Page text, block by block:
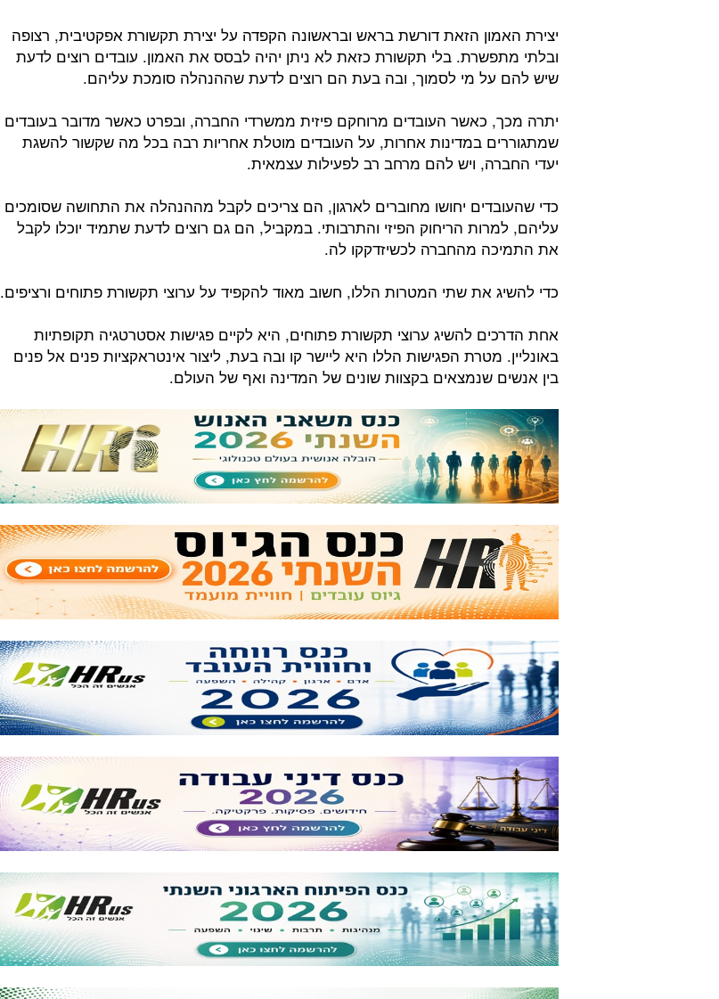
יצירת האמון הזאת דורשת בראש ובראשונה הקפדה על יצירת תקשורת אפקטיבית, רצופה
ובלתי מתפשרת. בלי תקשורת כזאת לא ניתן יהיה לבסס את האמון. עובדים רוצים לדעת
שיש להם על מי לסמוך, ובה בעת הם רוצים לדעת שההנהלה סומכת עליהם.
יתרה מכך, כאשר העובדים מרוחקם פיזית ממשרדי החברה, ובפרט כאשר מדובר בעובדים
שמתגוררים במדינות אחרות, על העובדים מוטלת אחריות רבה בכל מה שקשור להשגת
יעדי החברה, ויש להם מרחב רב לפעילות עצמאית.
כדי שהעובדים יחושו מחוברים לארגון, הם צריכים לקבל מההנהלה את התחושה שסומכים
עליהם, למרות הריחוק הפיזי והתרבותי. במקביל, הם גם רוצים לדעת שתמיד יוכלו לקבל
את התמיכה מהחברה לכשיזדקקו לה.
כדי להשיג את שתי המטרות הללו, חשוב מאוד להקפיד על ערוצי תקשורת פתוחים ורציפים.
אחת הדרכים להשיג ערוצי תקשורת פתוחים, היא לקיים פגישות אסטרטגיה תקופתיות
באונליין. מטרת הפגישות הללו היא ליישר קו ובה בעת, ליצור אינטראקציות פנים אל פנים
בין אנשים שנמצאים בקצוות שונים של המדינה ואף של העולם.